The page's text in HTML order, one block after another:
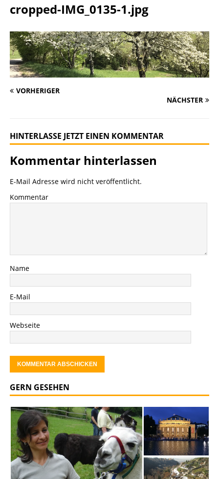
cropped-IMG_0135-1.jpg
VORHERIGER
NÄCHSTER
HINTERLASSE JETZT EINEN KOMMENTAR
Kommentar hinterlassen
E-Mail Adresse wird nicht veröffentlicht.
Kommentar
Name
E-Mail
Webseite
GERN GESEHEN